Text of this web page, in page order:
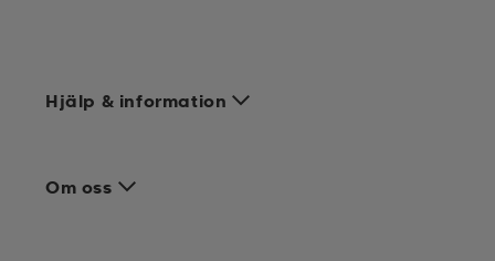
Hjälp & information
Om oss